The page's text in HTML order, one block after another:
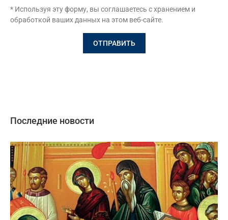
* Используя эту форму, вы соглашаетесь с хранением и
обработкой ваших данных на этом веб-сайте.
Последние новости